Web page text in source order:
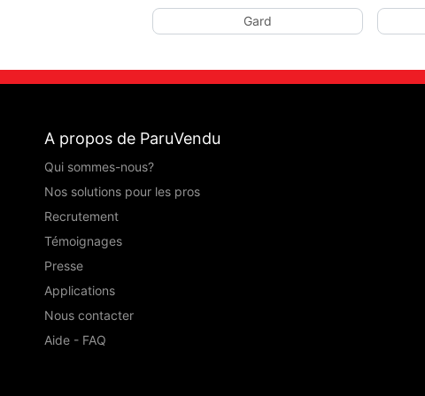
Gard
A propos de ParuVendu
Qui sommes-nous?
Nos solutions pour les pros
Recrutement
Témoignages
Presse
Applications
Nous contacter
Aide - FAQ